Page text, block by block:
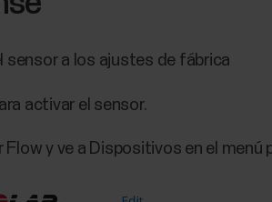
sensor a los ajustes de fábrica
activar el sensor.
Flow y ve a Dispositivos en el menú